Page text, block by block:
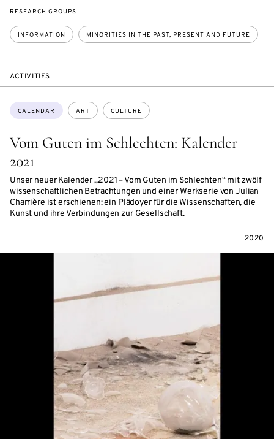
RESEARCH GROUPS
INFORMATION MINORITIES IN THE PAST, PRESENT AND FUTURE
ACTIVITIES
Vom Guten im Schlechten: Kalender
2021
Unser neuer Kalender „2021 – Vom Guten im Schlechten“ mit zwölf
wissenschaftlichen Betrachtungen und einer Werkserie von Julian
Charrière ist erschienen: ein Plädoyer für die Wissenschaften, die
Kunst und ihre Verbindungen zur Gesellschaft.
Topics:
CALENDAR ART CULTURE
2020